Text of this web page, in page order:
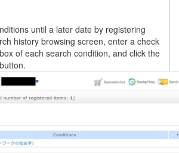
until a later date by registering
history browsing screen, enter a check
of each search condition, and click the